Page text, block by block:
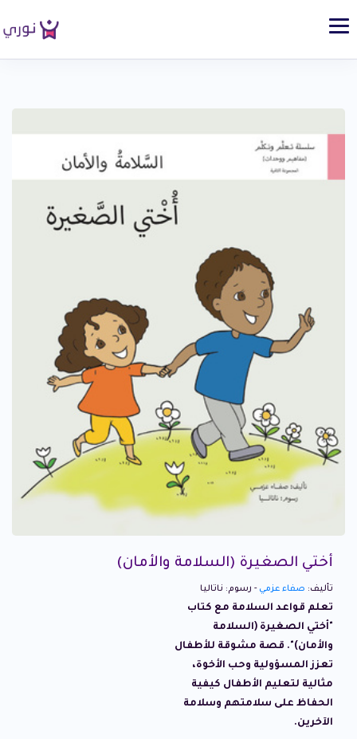
أختي الصغيرة (السلامة والأمان)
تأليف: صفاء عزمي - رسوم: ناتاليا
تعلم قواعد السلامة مع كتاب
"أختي الصغيرة (السلامة
والأمان)". قصة مشوقة للأطفال
تعزز المسؤولية وحب الأخوة،
مثالية لتعليم الأطفال كيفية
الحفاظ على سلامتهم وسلامة
الآخرين.